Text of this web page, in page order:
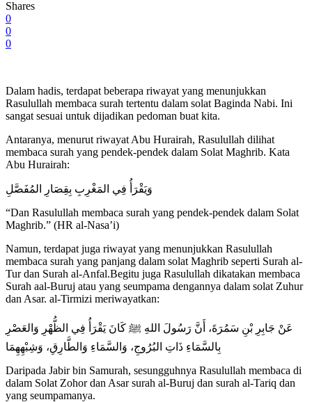
Shares
0
0
0
Dalam hadis, terdapat beberapa riwayat yang menunjukkan
Rasulullah membaca surah tertentu dalam solat Baginda Nabi. Ini
sangat sesuai untuk dijadikan pedoman buat kita.
Antaranya, menurut riwayat Abu Hurairah, Rasulullah dilihat
membaca surah yang pendek-pendek dalam Solat Maghrib. Kata
Abu Hurairah:
وَيَقْرَأُ فِي المَغْرِبِ بِقِصَارِ المُفَصَّلِ
“Dan Rasulullah membaca surah yang pendek-pendek dalam Solat
Maghrib.” (HR al-Nasa’i)
Namun, terdapat juga riwayat yang menunjukkan Rasulullah
membaca surah yang panjang dalam solat Maghrib seperti Surah al-
Tur dan Surah al-Anfal.Begitu juga Rasulullah dikatakan membaca
Surah aal-Buruj atau yang seumpama dengannya dalam solat Zuhur
dan Asar. al-Tirmizi meriwayatkan:
عَنْ جَابِرِ بْنِ سَمُرَةَ، أَنَّ رَسُولَ اللهِ ﷺ كَانَ يَقْرَأُ فِي الظُّهْرِ وَالعَصْرِ
بِالسَّمَاءِ ذَاتِ البُرُوجِ، وَالسَّمَاءِ وَالطَّارِقِ، وَشِبْهِهِمَا
Daripada Jabir bin Samurah, sesungguhnya Rasulullah membaca di
dalam Solat Zohor dan Asar surah al-Buruj dan surah al-Tariq dan
yang seumpamanya.